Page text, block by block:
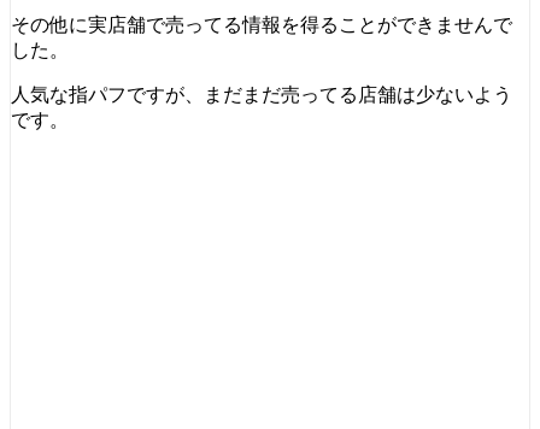
その他に実店舗で売ってる情報を得ることができませんで
した。
人気な指パフですが、まだまだ売ってる店舗は少ないよう
です。